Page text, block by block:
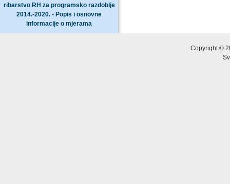
ribarstvo RH za programsko razdoblje
2014.-2020. - Popis i osnovne
informacije o mjerama
Copyright ©